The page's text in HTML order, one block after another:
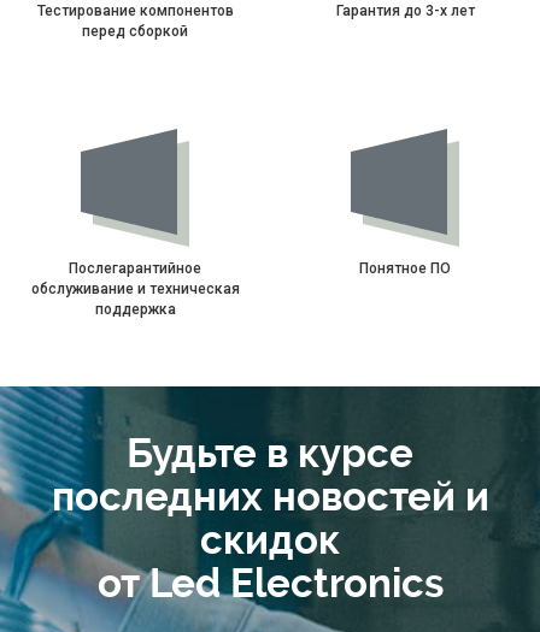
Тестирование компонентов
перед сборкой
Гарантия до 3-х лет
Послегарантийное
обслуживание и техническая
поддержка
Понятное ПО
Будьте в курсе
последних новостей и
скидок
от Led Electronics